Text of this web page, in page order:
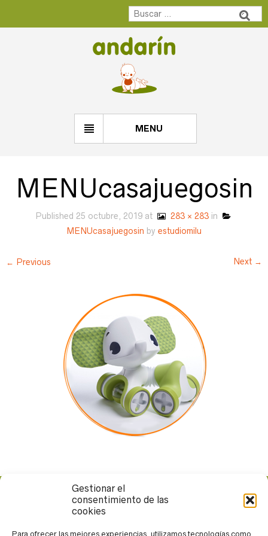
Gestionar el
consentimiento de las
cookies
Para ofrecer las mejores experiencias, utilizamos tecnologías como
MENU
MENUcasajuegosin
Published 25 octubre, 2019at 283 × 283in
MENUcasajuegosin by estudiomilu
← Previous Next →
Calle Rueda López, 13. 04004. Almería